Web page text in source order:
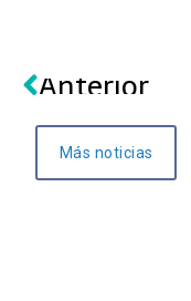
Anterior
Más noticias